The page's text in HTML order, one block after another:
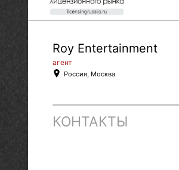
Roy Entertainment
агент
Россия, Москва
КОНТАКТЫ